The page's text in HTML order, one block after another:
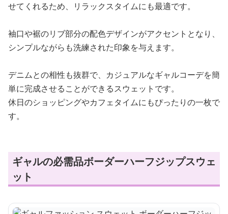
せてくれるため、リラックスタイムにも最適です。
袖口や裾のリブ部分の配色デザインがアクセントとなり、
シンプルながらも洗練された印象を与えます。
デニムとの相性も抜群で、カジュアルなギャルコーデを簡
単に完成させることができるスウェットです。
休日のショッピングやカフェタイムにもぴったりの一枚で
す。
ギャルの必需品ボーダーハーフジップスウェ
ット